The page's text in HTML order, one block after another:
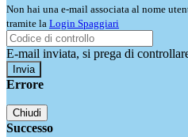
Non hai una e-mail associata al nome
tramite la Login Spaggiari
E-mail inviata, si prega di
Errore
Chiudi
Successo